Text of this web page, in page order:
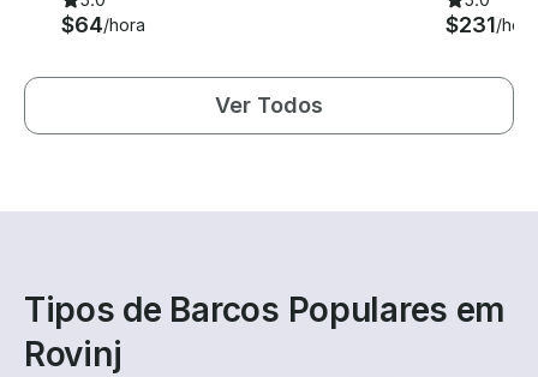
$64/hora $231/hora
Ver Todos
Tipos de Barcos Populares em
Rovinj